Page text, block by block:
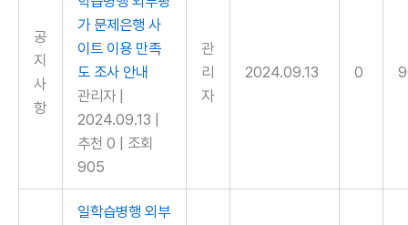
공
지
사
항
가 문제은행 사
이트 이용 만족
도 조사 안내
관리자
2024.09.13
추천 0
조회
905
관
리
자
2024.09.13 0
일학습병행 외부